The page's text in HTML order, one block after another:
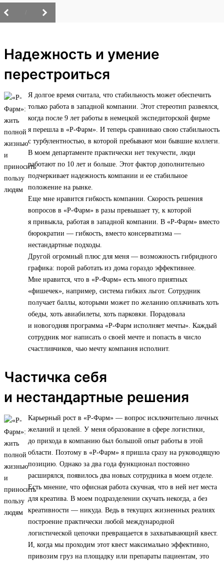
Надежность и умение
перестроиться
Я долгое время считала, что стабильность может обеспечить
только работа в западной компании. Этот стереотип развеялся,
когда после 9 лет работы в немецкой экспедиторской фирме
я перешла в «Р-Фарм». И теперь сравниваю свою стабильность
с турбулентностью, в которой пребывают мои бывшие коллеги.
В моем департаменте практически нет текучести, люди
работают по 10 лет и больше. Этот фактор дополнительно
подчеркивает надежность компании и ее стабильное
положение на рынке.
Еще мне нравится гибкость компании. Скорость решения
вопросов в «Р-Фарм» в разы превышает ту, к которой
я привыкла, работая в западной компании. В «Р-Фарм» вместо
бюрократии — гибкость, вместо консерватизма —
нестандартные подходы.
Другой огромный плюс для меня — возможность гибридного
графика: порой работать из дома гораздо эффективнее.
Мне нравится, что в «Р-Фарм» есть много приятных
«фишечек», например, система гибких льгот. Сотрудник
получает баллы, которыми может по желанию оплачивать хоть
обеды, хоть авиабилеты, хоть парковки. Порадовала
и новогодняя программа «Р-Фарм исполняет мечты». Каждый
сотрудник мог написать о своей мечте и попасть в число
счастливчиков, чью мечту компания исполнит.
Частичка себя
и нестандартные решения
Карьерный рост в «Р-Фарм» — вопрос исключительно личных
желаний и целей. У меня образование в сфере логистики,
до прихода в компанию был большой опыт работы в этой
области. Поэтому в «Р-Фарм» я пришла сразу на руководящую
позицию. Однако за два года функционал постоянно
расширялся, появилось два новых сотрудника в моем отделе.
Есть мнение, что офисная работа скучная, что в ней нет места
для креатива. В моем подразделении скучать некогда, а без
креативности — никуда. Ведь в текущих жизненных реалиях
построение практически любой международной
логистической цепочки превращается в захватывающий квест.
И, когда мы проходим этот квест максимально эффективно,
привозим груз на площадку или препараты пациентам, это